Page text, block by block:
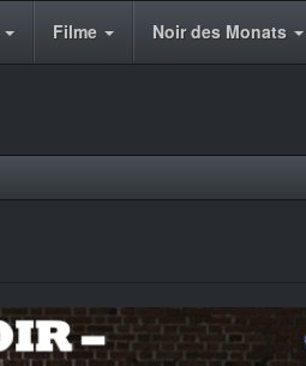
Filme Noir des Monats